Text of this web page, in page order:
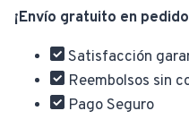
Micrófono
3.5mm
Crown
CMGH-
2000/2001
¡Envío gratuito en
Satisfacción
Reembolsos sin
Pago Seguro